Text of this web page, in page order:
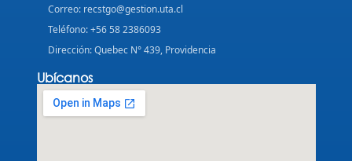
Correo: recstgo@gestion.uta.cl
Teléfono: +56 58 2386093
Dirección: Quebec N° 439, Providencia
Ubícanos